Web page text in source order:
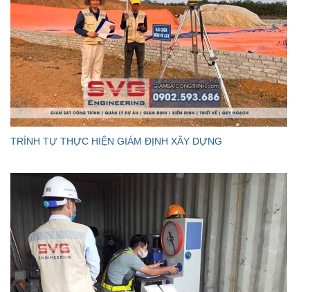
TRÌNH TỰ THỰC HIỆN GIÁM ĐỊNH XÂY DỰNG